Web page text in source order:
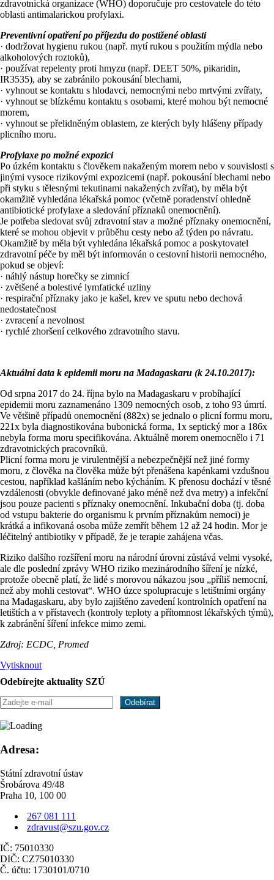
zdravotnická organizace (WHO) doporučuje pro cestovatele do této
oblasti antimalarickou profylaxi.
Preventivní opatření po příjezdu do postižené oblasti
· dodržovat hygienu rukou (např. mytí rukou s použitím mýdla nebo
alkoholových roztoků),
· používat repelenty proti hmyzu (např. DEET 50%, pikaridin,
IR3535), aby se zabránilo pokousání blechami,
· vyhnout se kontaktu s hlodavci, nemocnými nebo mrtvými zvířaty,
· vyhnout se blízkému kontaktu s osobami, které mohou být nemocné
morem,
· vyhnout se přelidněným oblastem, ze kterých byly hlášeny případy
plicního moru.
Profylaxe po možné expozici
Po úzkém kontaktu s člověkem nakaženým morem nebo v souvislosti s
jinými vysoce rizikovými expozicemi (např. pokousání blechami nebo
při styku s tělesnými tekutinami nakažených zvířat), by měla být
okamžitě vyhledána lékařská pomoc (včetně poradenství ohledně
antibiotické profylaxe a sledování příznaků onemocnění).
Je potřeba sledovat svůj zdravotní stav a možné příznaky onemocnění,
které se mohou objevit v průběhu cesty nebo až týden po návratu.
Okamžitě by měla být vyhledána lékařská pomoc a poskytovatel
zdravotní péče by měl být informován o cestovní historii nemocného,
pokud se objeví:
· náhlý nástup horečky se zimnicí
· zvětšené a bolestivé lymfatické uzliny
· respirační příznaky jako je kašel, krev ve sputu nebo dechová
nedostatečnost
· zvracení a nevolnost
· rychlé zhoršení celkového zdravotního stavu.
Aktuální data k epidemii moru na Madagaskaru (k 24.10.2017):
Od srpna 2017 do 24. října bylo na Madagaskaru v probíhající
epidemii moru zaznamenáno 1309 nemocných osob, z toho 93 úmrtí.
Ve většině případů onemocnění (882x) se jednalo o plicní formu moru,
221x byla diagnostikována bubonická forma, 1x septický mor a 186x
nebyla forma moru specifikována. Aktuálně morem onemocnělo i 71
zdravotnických pracovníků.
Plicní forma moru je virulentnější a nebezpečnější než jiné formy
moru, z člověka na člověka může být přenášena kapénkami vzdušnou
cestou, například kašláním nebo kýcháním. K přenosu dochází v těsné
vzdálenosti (obvykle definované jako méně než dva metry) a infekční
jsou pouze pacienti s příznaky onemocnění. Inkubační doba (tj. doba
od vstupu bakterie do organismu k prvním příznakům nemoci) je
krátká a infikovaná osoba může zemřít během 12 až 24 hodin. Mor je
léčitelný antibiotiky v případě, že je terapie zahájena včas.
Riziko dalšího rozšíření moru na národní úrovni zůstává velmi vysoké,
ale dle poslední zprávy WHO riziko mezinárodního šíření je nízké,
protože obecně platí, že lidé s morovou nákazou jsou „příliš nemocní,
než aby mohli cestovat“. WHO úzce spolupracuje s letištními orgány
na Madagaskaru, aby bylo zajištěno zavedení kontrolních opatření na
letištích a v přístavech (kontroly teploty a přítomnost lékařských týmů),
k zabránění šíření infekce mimo zemi.
Zdroj: ECDC, Promed
Vytisknout
Odebírejte aktuality SZÚ
Adresa:
Státní zdravotní ústav
Šrobárova 49/48
Praha 10, 100 00
267 081 111
zdravust@szu.gov.cz
IČ: 75010330
DIČ: CZ75010330
Č. účtu: 1730101/0710